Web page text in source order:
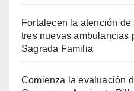
Fortalecen la atención
tres nuevas ambulancias
Sagrada Familia
Comienza la evaluación